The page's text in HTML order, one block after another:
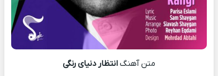
متن آهنگانتظار دنیای رنگی